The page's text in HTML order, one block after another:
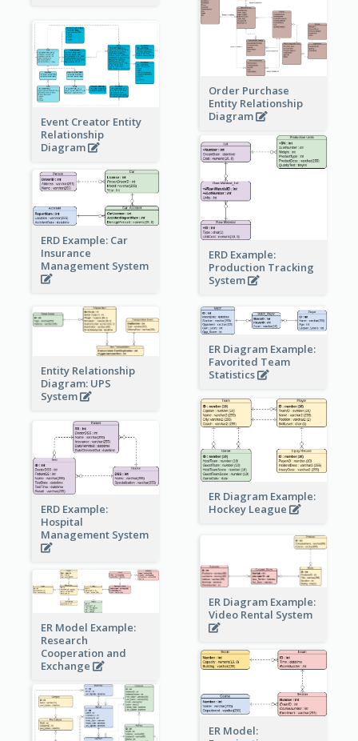
Order Purchase
Entity Relationship
Diagram
Event Creator Entity
Relationship
Diagram
ERD Example:
Production Tracking
System
ERD Example: Car
Insurance
Management System
Entity Relationship
Diagram: UPS
System
ER Diagram Example:
Favorited Team
Statistics
ER Diagram Example:
Hockey League
ERD Example:
Hospital
Management System
ER Diagram Example:
Video Rental System
ER Model Example:
Research
Cooperation and
Exchange
ER Model: